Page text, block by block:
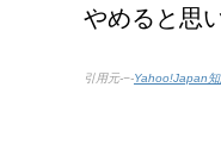
やめると思
引用元-−-Yahoo!Japan